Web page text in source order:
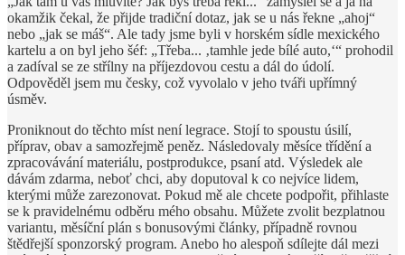
okamžik čekal, že přijde tradiční dotaz, jak se u nás řekne „ahoj“
nebo „jak se máš“. Ale tady jsme byli v horském sídle mexického
kartelu a on byl jeho šéf: „Třeba... ‚tamhle jede bílé auto,‘“ prohodil
a zadíval se ze střílny na příjezdovou cestu a dál do údolí.
Odpověděl jsem mu česky, což vyvolalo v jeho tváři upřímný
úsměv.
Proniknout do těchto míst není legrace. Stojí to spoustu úsilí,
příprav, obav a samozřejmě peněz. Následovaly měsíce třídění a
zpracovávání materiálu, postprodukce, psaní atd. Výsledek ale
dávám zdarma, neboť chci, aby doputoval k co nejvíce lidem,
kterými může zarezonovat. Pokud mě ale chcete podpořit, přihlaste
se k pravidelnému odběru mého obsahu. Můžete zvolit bezplatnou
variantu, měsíční plán s bonusovými články, případně rovnou
štědřejší sponzorský program. Anebo ho alespoň sdílejte dál mezi